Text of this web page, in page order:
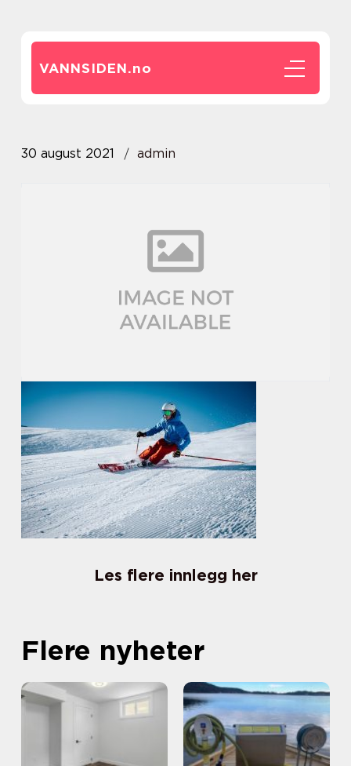
VANNSIDEN.no
30 august 2021 admin
Les flere innlegg her
Flere nyheter